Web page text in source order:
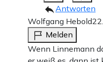
Antworten
Wolfgang Hebold
Melden
Wenn Linnemann